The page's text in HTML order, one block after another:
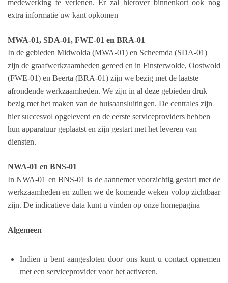
medewerking te verlenen. Er zal hierover binnenkort ook nog
extra informatie uw kant opkomen
MWA-01, SDA-01, FWE-01 en BRA-01
In de gebieden Midwolda (MWA-01) en Scheemda (SDA-01)
zijn de graafwerkzaamheden gereed en in Finsterwolde, Oostwold
(FWE-01) en Beerta (BRA-01) zijn we bezig met de laatste
afrondende werkzaamheden. We zijn in al deze gebieden druk
bezig met het maken van de huisaansluitingen. De centrales zijn
hier succesvol opgeleverd en de eerste serviceproviders hebben
hun apparatuur geplaatst en zijn gestart met het leveren van
diensten.
NWA-01 en BNS-01
In NWA-01 en BNS-01 is de aannemer voorzichtig gestart met de
werkzaamheden en zullen we de komende weken volop zichtbaar
zijn. De indicatieve data kunt u vinden op onze homepagina
Algemeen
Indien u bent aangesloten door ons kunt u contact opnemen
met een serviceprovider voor het activeren.